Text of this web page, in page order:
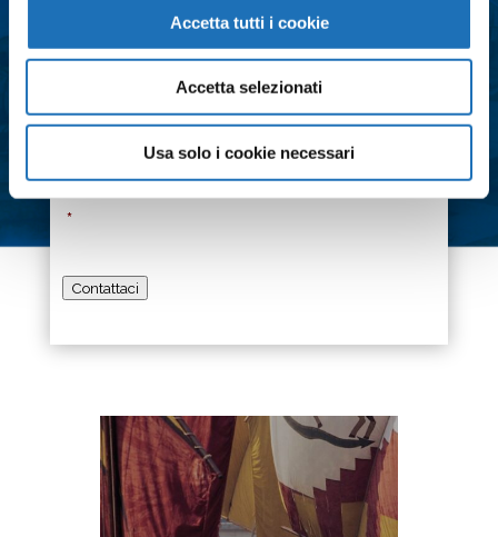
Accetta tutti i cookie
Accetta selezionati
Usa solo i cookie necessari
Consenso *
Acconsento al trattamento dei dati
personali e all'iscrizione alla
newsletter così come definito
all'interno dellePrivacy Policy
*
Contattaci